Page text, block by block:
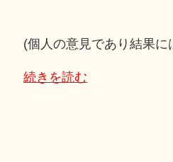
(個人の意見であり結果
続きを読む